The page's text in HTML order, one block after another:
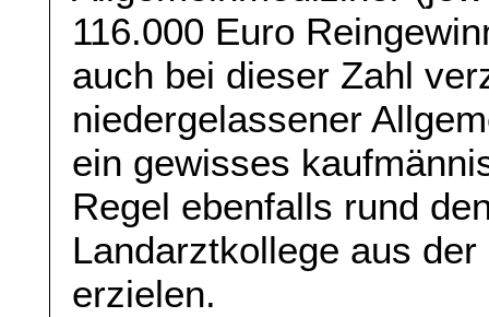
116.000 Euro
auch bei dieser Zahl
niedergelassener
ein gewisses
Regel ebenfalls rund
Landarztkollege aus
erzielen.